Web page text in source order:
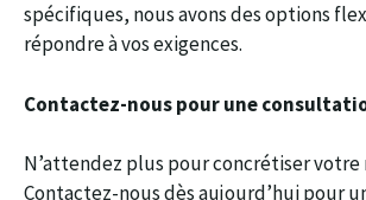
spécifiques, nous avons des options
répondre à vos exigences.
Contactez-nous pour une
N’attendez plus pour concrétiser votre
Contactez-nous dès aujourd’hui pour